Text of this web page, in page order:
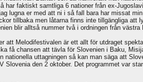
har faktiskt samtliga 6 nationer från ex-
lugna er med att ni i så fall bara har missat
tillbaka men låtarna finns inte tillgängliga
blir alltså nummer två i ordningen från västra
att Melodifestivalen är ett allt för utdraget
få chansen att tävla för Slovenien i Baku,
nationella uttagningen så kan man säga att
Slovenia den 2 oktober. Det programmet var